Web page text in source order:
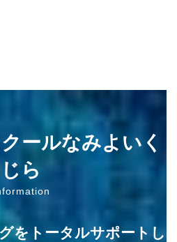
ールなみよいく
じら
をトータルサポートし